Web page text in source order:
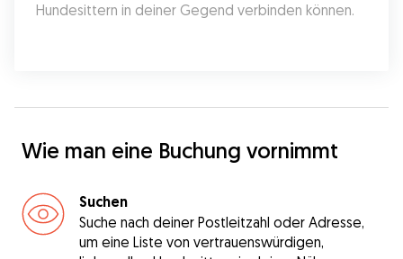
Hundesittern in deiner Gegend verbinden können.
Wie man eine Buchung vornimmt
Suchen
Suche nach deiner Postleitzahl oder Adresse,
um eine Liste von vertrauenswürdigen,